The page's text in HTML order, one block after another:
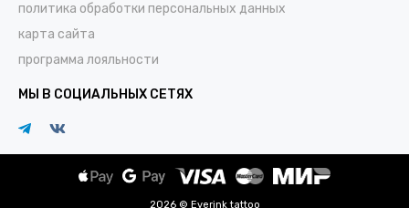
политика обработки персональных данных
карта сайта
программа лояльности
МЫ В СОЦИАЛЬНЫХ СЕТЯХ
2026 © Everink tattoo